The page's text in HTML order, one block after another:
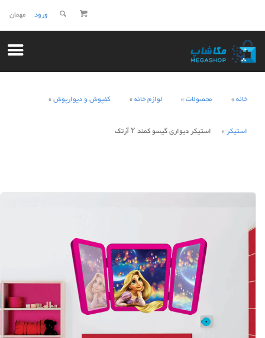
مهمان ورود
خانه محصولات لوازم خانه کفپوش و دیوارپوش
استیکر استیکر دیواری گیسو کمند ۲ آرتک